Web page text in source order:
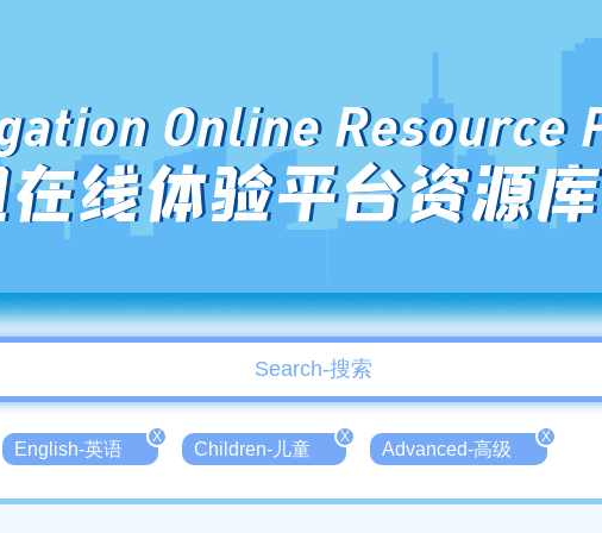
Online Resource
线体验平台资源库
English-英语
X
Children-儿童
X
Advanced-高级
X